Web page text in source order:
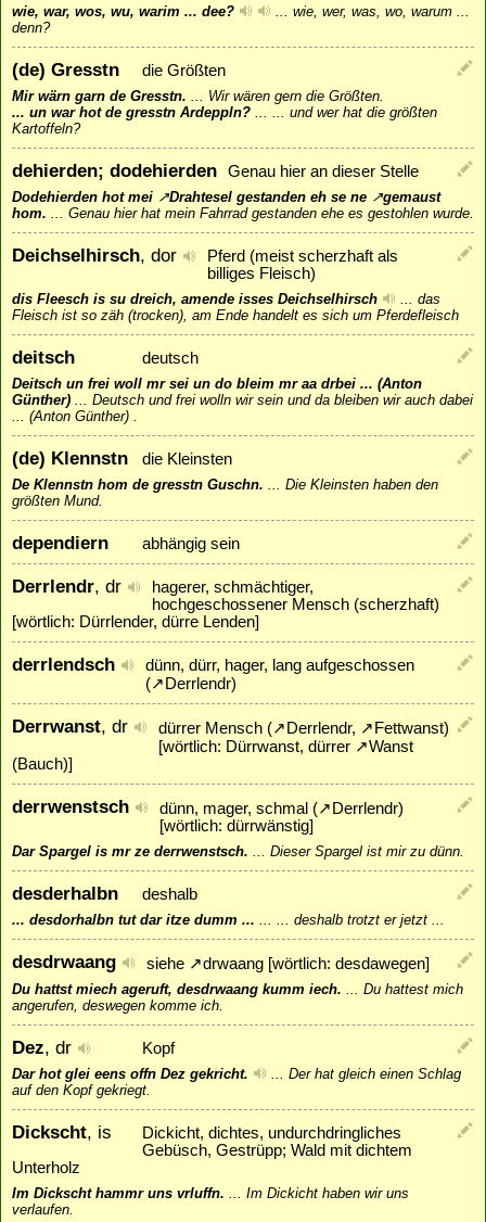
wie, war, wos, wu, warim ... dee?
wie, wer, was, wo, warum ...
denn?
(de) Gresstn die Größten
Mir wärn garn de Gresstn.
Wir wären gern die Größten.
... un war hot de gresstn Ardeppln?
... und wer hat die größten
Kartoffeln?
dehierden; dodehierden Genau hier an dieser Stelle
Dodehierden hot mei ↗Drahtesel gestanden eh se ne ↗gemaust
hom.
Genau hier hat mein Fahrrad gestanden ehe es gestohlen wurde.
Deichselhirsch, dor
Pferd (meist scherzhaft als
billiges Fleisch)
dis Fleesch is su dreich, amende isses Deichselhirsch
das
Fleisch ist so zäh (trocken), am Ende handelt es sich um Pferdefleisch
deitsch deutsch
Deitsch un frei woll mr sei un do bleim mr aa drbei ... (Anton
Günther)
Deutsch und frei wolln wir sein und da bleiben wir auch dabei
... (Anton Günther) .
(de) Klennstn die Kleinsten
De Klennstn hom de gresstn Guschn.
Die Kleinsten haben den
größten Mund.
dependiern abhängig sein
Derrlendr, dr
hagerer, schmächtiger,
hochgeschossener Mensch (scherzhaft)
[wörtlich: Dürrlender, dürre Lenden]
derrlendsch
dünn, dürr, hager, lang aufgeschossen
(↗ Derrlendr)
Derrwanst, dr dürrer Mensch (↗ Derrlendr, ↗ Fettwanst)
[wörtlich: Dürrwanst, dürrer ↗Wanst
(Bauch)]
derrwenstsch dünn, mager, schmal (↗ Derrlendr)
[wörtlich: dürrwänstig]
Dar Spargel is mr ze derrwenstsch. Dieser Spargel ist mir zu dünn.
desderhalbn deshalb
... desdorhalbn tut dar itze dumm ... ... deshalb trotzt er jetzt ...
desdrwaang siehe ↗drwaang [wörtlich: desdawegen]
Du hattst miech ageruft, desdrwaang kumm iech.
Du hattest mich
angerufen, deswegen komme ich.
Dez, dr Kopf
Dar hot glei eens offn Dez gekricht.
Der hat gleich einen Schlag
auf den Kopf gekriegt.
Dickscht, is
Dickicht, dichtes, undurchdringliches
Gebüsch, Gestrüpp; Wald mit dichtem
Unterholz
Im Dickscht hammr uns vrluffn.
Im Dickicht haben wir uns
verlaufen.